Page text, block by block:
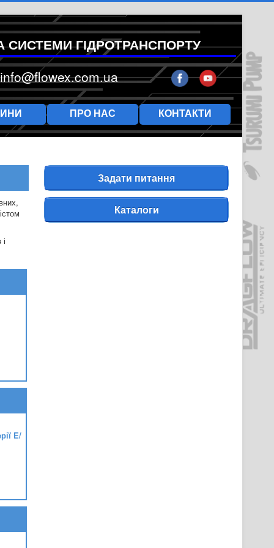
ГІДРОТРАНСПОРТУ
info@flowex.com.ua
ПРО НАС КОНТАКТИ
E/
Задати питання
Каталоги